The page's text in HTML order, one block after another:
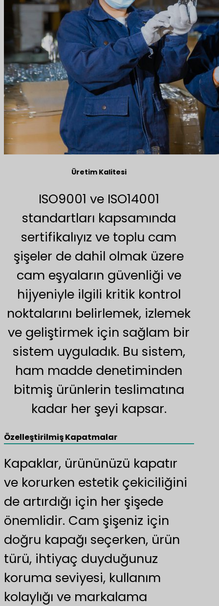
Üretim Kalitesi
ISO9001 ve ISO14001
standartları kapsamında
sertifikalıyız ve toplu cam
şişeler de dahil olmak üzere
cam eşyaların güvenliği ve
hijyeniyle ilgili kritik kontrol
noktalarını belirlemek, izlemek
ve geliştirmek için sağlam bir
sistem uyguladık. Bu sistem,
ham madde denetiminden
bitmiş ürünlerin teslimatına
kadar her şeyi kapsar.
Özelleştirilmiş Kapatmalar
Kapaklar, ürününüzü kapatır
ve korurken estetik çekiciliğini
de artırdığı için her şişede
önemlidir. Cam şişeniz için
doğru kapağı seçerken, ürün
türü, ihtiyaç duyduğunuz
koruma seviyesi, kullanım
kolaylığı ve markalama